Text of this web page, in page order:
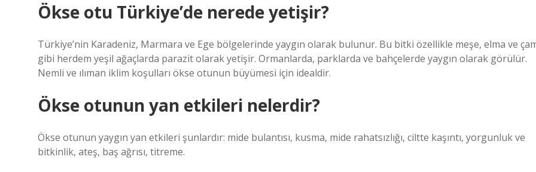
Ökse otu Türkiye’de nerede yetişir?
Türkiye’nin Karadeniz, Marmara ve Ege bölgelerinde yaygın olarak bulunur. Bu bitki özellikle meşe, elma ve
gibi herdem yeşil ağaçlarda parazit olarak yetişir. Ormanlarda, parklarda ve bahçelerde yaygın olarak görülür.
Nemli ve ılıman iklim koşulları ökse otunun büyümesi için idealdir.
Ökse otunun yan etkileri nelerdir?
Ökse otunun yaygın yan etkileri şunlardır: mide bulantısı, kusma, mide rahatsızlığı, ciltte kaşıntı, yorgunluk ve
bitkinlik, ateş, baş ağrısı, titreme.